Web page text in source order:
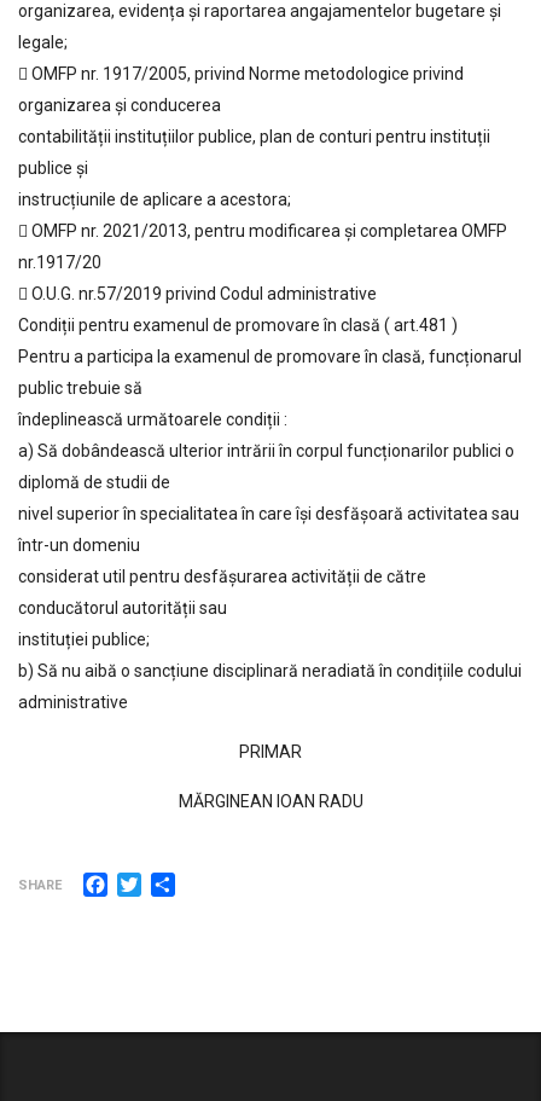
organizarea, evidența și raportarea angajamentelor bugetare și
legale;
 OMFP nr. 1917/2005, privind Norme metodologice privind
organizarea și conducerea
contabilității instituțiilor publice, plan de conturi pentru instituții
publice și
instrucțiunile de aplicare a acestora;
 OMFP nr. 2021/2013, pentru modificarea și completarea OMFP
nr.1917/20
 O.U.G. nr.57/2019 privind Codul administrative
Condiții pentru examenul de promovare în clasă ( art.481 )
Pentru a participa la examenul de promovare în clasă, funcționarul
public trebuie să
îndeplinească următoarele condiții :
a) Să dobândească ulterior intrării în corpul funcționarilor publici o
diplomă de studii de
nivel superior în specialitatea în care își desfășoară activitatea sau
într-un domeniu
considerat util pentru desfășurarea activității de către
conducătorul autorității sau
instituției publice;
b) Să nu aibă o sancțiune disciplinară neradiată în condițiile codului
administrative
PRIMAR
MĂRGINEAN IOAN RADU
SHARE Facebook
Twitter